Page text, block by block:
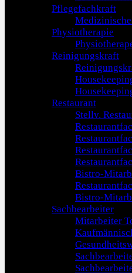
Pflegefachkraft
Physiotherapie
Reinigungskraft
Restaurant
Stellv.
Bistro-
Bistro-
Sachbearbeiter
Mitarbeiter